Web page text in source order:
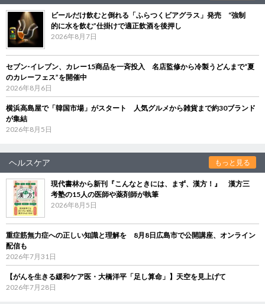
ビールだけ飲むと倒れる「ふらつくビアグラス」発売 “強制
的に水を飲む”仕掛けで適正飲酒を後押し
2026年8月7日
セブン‐イレブン、カレー15商品を一斉投入 名店監修から冷製うどんまで“夏
のカレーフェス”を開催中
2026年8月6日
横浜高島屋で「韓国市場」がスタート 人気グルメから雑貨まで約30ブランド
が集結
2026年8月5日
ヘルスケア もっと見る
現代書林から新刊『こんなときには、まず、漢方！』 漢方三
考塾の15人の医師や薬剤師が執筆
2026年8月5日
重症筋無力症への正しい知識と理解を 8月8日広島市で公開講座、オンライン
配信も
2026年7月31日
【がんを生きる緩和ケア医・大橋洋平「足し算命」】天空を見上げて
2026年7月28日